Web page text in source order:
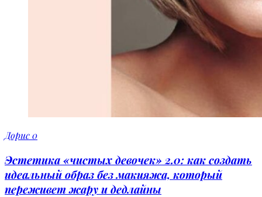
Дорис0
Эстетика «чистых девочек» 2.0: как создать
идеальный образ без макияжа, который
переживет жару и дедлайны